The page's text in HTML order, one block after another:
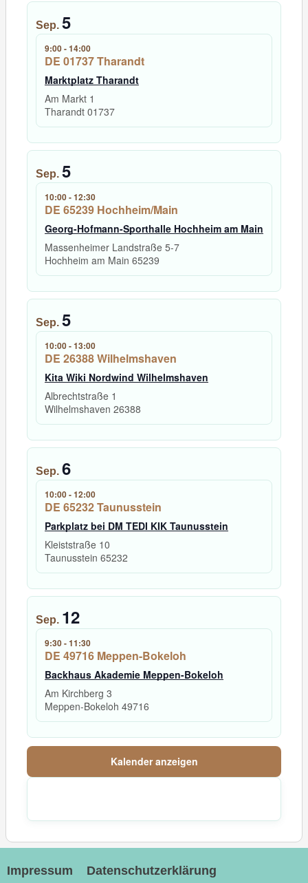
Sep. 5
9:00-14:00
DE 01737 Tharandt
Marktplatz Tharandt
Am Markt 1
Tharandt 01737
Sep. 5
10:00-12:30
DE 65239 Hochheim/Main
Georg-Hofmann-Sporthalle Hochheim am Main
Massenheimer Landstraße 5-7
Hochheim am Main 65239
Sep. 5
10:00-13:00
DE 26388 Wilhelmshaven
Kita Wiki Nordwind Wilhelmshaven
Albrechtstraße 1
Wilhelmshaven 26388
Sep. 6
10:00-12:00
DE 65232 Taunusstein
Parkplatz bei DM TEDI KIK Taunusstein
Kleiststraße 10
Taunusstein 65232
Sep. 12
9:30-11:30
DE 49716 Meppen-Bokeloh
Backhaus Akademie Meppen-Bokeloh
Am Kirchberg 3
Meppen-Bokeloh 49716
Kalender anzeigen
Impressum
Datenschutzerklärung